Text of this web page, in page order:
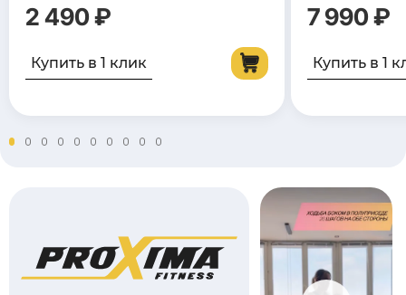
2 490 ₽
Купить в 1 клик
7 990 ₽
Купить в 1